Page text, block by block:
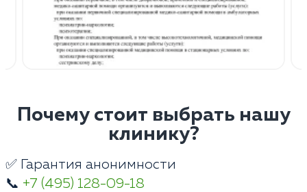
Почему стоит выбрать нашу
клинику?
✅ Гарантия анонимности
📞 +7 (495) 128-09-18